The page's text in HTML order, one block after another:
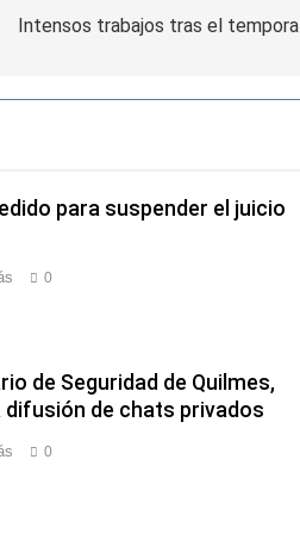
Intensos trabajos tras el temporal
para suspender el juicio
0
de Seguridad de Quilmes,
difusión de chats privados
0